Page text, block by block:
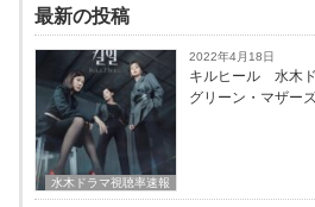
最新の投稿
水木ドラマ視聴率速報
2022年4月18日
キルヒール 水木
グリーン・マザー